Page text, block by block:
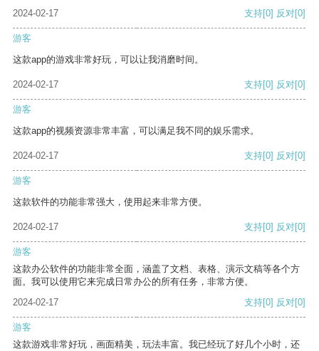
2024-02-17 支持[0] 反对[0]
游客
这款app的游戏非常好玩，可以让我消磨时间。
2024-02-17 支持[0] 反对[0]
游客
这款app的视频资源非常丰富，可以满足我不同的娱乐需求。
2024-02-17 支持[0] 反对[0]
游客
这款软件的功能非常强大，使用起来非常方便。
2024-02-17 支持[0] 反对[0]
游客
这款办公软件的功能非常全面，涵盖了文档、表格、演示文稿等各个方
面。我可以使用它来完成日常办公的所有任务，非常方便。
2024-02-17
支持[0] 反对[0]
游客
这款游戏非常好玩，画面精美，玩法丰富。我已经玩了好几个小时，还